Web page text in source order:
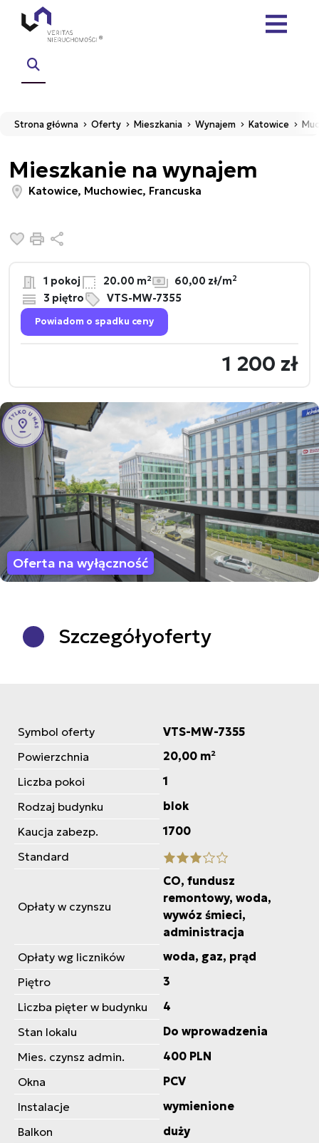
Strona główna Oferty Mieszkania Wynajem Katowice
Mieszkanie na wynajem
Katowice, Muchowiec, Francuska
Dodaj do ulubionych
Drukuj
1 pokoj 20.00 m² 60,00 zł/m2
3 piętro VTS-MW-7355
Powiadom o spadku ceny
1 200 zł
Oferta na wyłączność
Szczegółyoferty
Symbol oferty
VTS-MW-7355
Powierzchnia
20,00 m²
Liczba pokoi
1
Rodzaj budynku
blok
Kaucja zabezp.
1700
Standard
Opłaty w czynszu
CO, fundusz
remontowy, woda,
wywóz śmieci,
administracja
Opłaty wg liczników
woda, gaz, prąd
Piętro
3
Liczba pięter w budynku
4
Stan lokalu
Do wprowadzenia
Mies. czynsz admin.
400 PLN
Okna
PCV
Instalacje
wymienione
Balkon
duży